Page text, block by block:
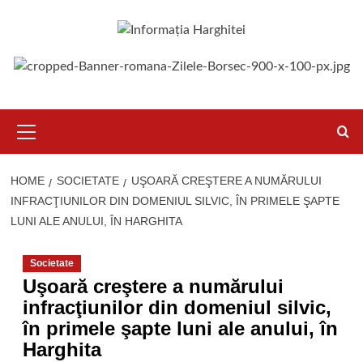
Menu
HOME SOCIETATE
UŞOARĂ CREŞTERE A NUMĂRULUI
INFRACŢIUNILOR DIN DOMENIUL SILVIC, ÎN PRIMELE ŞAPTE
LUNI ALE ANULUI, ÎN HARGHITA
Societate
Uşoară creştere a numărului
infracţiunilor din domeniul silvic,
în primele şapte luni ale anului, în
Harghita